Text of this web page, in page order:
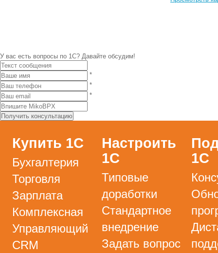
У вас есть вопросы по 1С? Давайте обсудим!
*
*
*
Купить 1С
Бухгалтерия
Торговля
Зарплата
Комплексная
Управляющий
CRM
Настроить
1С
Типовые
доработки
Стандартное
внедрение
Задать вопрос
1С